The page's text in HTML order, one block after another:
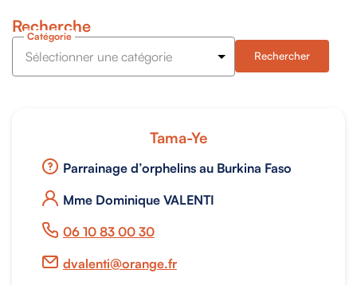
Recherche
Catégorie
Tama-Ye
Parrainage d’orphelins au Burkina Faso
Mme Dominique VALENTI
06 10 83 00 30
dvalenti@orange.fr